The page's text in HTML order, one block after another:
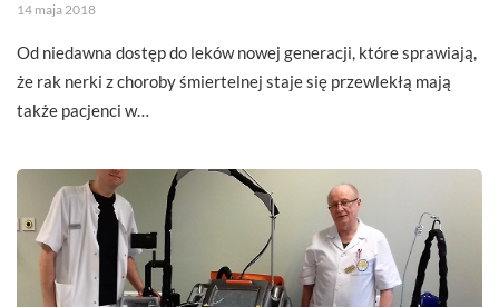
14 maja 2018
Od niedawna dostęp do leków nowej generacji, które sprawiają,
że rak nerki z choroby śmiertelnej staje się przewlekłą mają
także pacjenci w…